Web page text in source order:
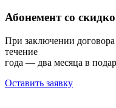
Абонемент со
При заключении
течение
года — два месяца в
Оставить заявку